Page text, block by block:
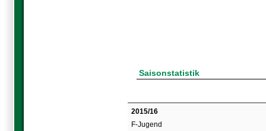
Saisonstatistik
2015/16
F-Jugend